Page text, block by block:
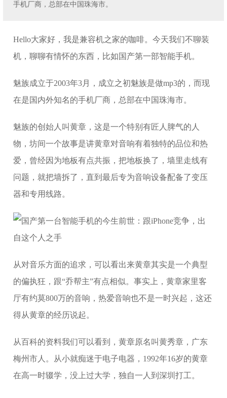
手机厂商，总部在中国珠海市。
Hello大家好，我是兼容机之家的咖啡。今天我们不聊装
机，聊聊有情怀的东西，比如国产第一部智能手机。
魅族成立于2003年3月，成立之初魅族是做mp3的，而现
在是国内外知名的手机厂商，总部在中国珠海市。
魅族的创始人叫黄章，这是一个特别有匠人脾气的人
物，坊间一个故事是讲黄章对音响有着独特的品位和热
爱，曾经因为地板有点共振，把地板换了，墙里走线有
问题，就把墙拆了，直到最后专为音响设备配备了变压
器和专用线路。
从对音乐方面的追求，可以看出来黄章其实是一个典型
的偏执狂，跟“乔帮主”有点相似。事实上，黄章家里客
厅有约莫800万的音响，热爱音响也不是一时兴起，这还
得从黄章的经历说起。
从百科的资料我们可以看到，黄章原名叫黄秀章，广东
梅州市人。从小就痴迷于电子电器，1992年16岁的黄章
在高一时辍学，没上过大学，独自一人到深圳打工。